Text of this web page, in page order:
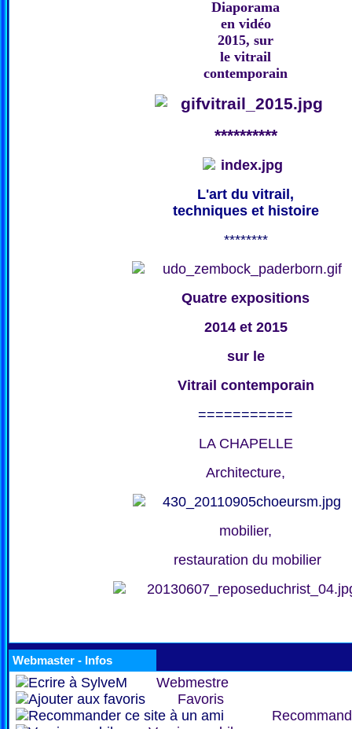
Diaporama
en vidéo
2015, sur
le vitrail
contemporain
**********
L'art du vitrail,
techniques et histoire
********
Quatre expositions
2014 et 2015
sur le
Vitrail contemporain
===========
LA CHAPELLE
Architecture,
mobilier,
restauration du mobilier
Webmaster - Infos
Webmestre
Favoris